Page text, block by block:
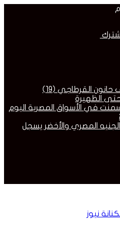
القرطاجي (19)
حتى الظهيرة
في الأسواق المصرية اليوم
الجنيه المصري والأخضر يسجل